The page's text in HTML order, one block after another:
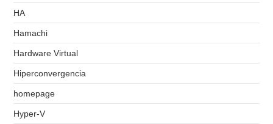
HA
Hamachi
Hardware Virtual
Hiperconvergencia
homepage
Hyper-V